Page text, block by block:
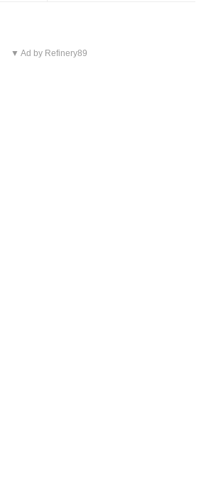
▼ Ad by Refinery89